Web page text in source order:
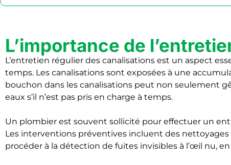
L’importance de
L’entretien régulier des canalisations est un aspect
temps. Les canalisations sont exposées à une
bouchon dans les canalisations peut non seulement
eaux s’il n’est pas pris en charge à temps.
Un plombier est souvent sollicité pour effectuer un
Les interventions préventives incluent des nettoyages
procéder à la détection de fuites invisibles à l’œil nu,